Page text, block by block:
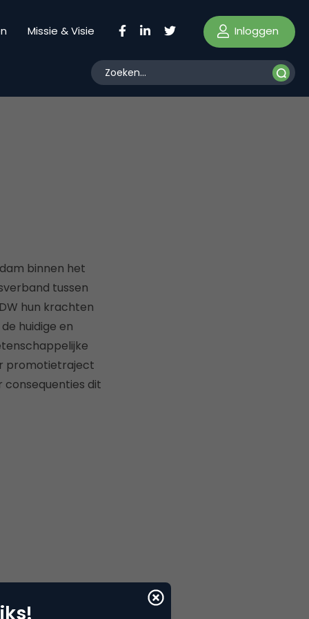
Missie & Visie Inloggen
binnen het
tussen
hun krachten
huidige en
promotietraject
dit